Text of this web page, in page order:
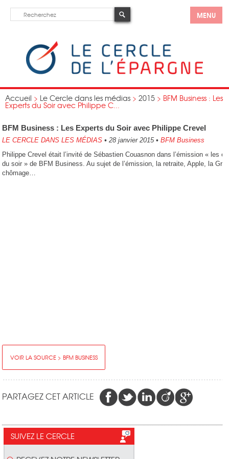
MENU
Accueil > Le Cercle dans les médias > 2015 > BFM Business : Les
Experts du Soir avec Philippe C...
BFM Business : Les Experts du Soir avec Philippe Crevel
LE CERCLE DANS LES MÉDIAS • 28 janvier 2015• BFM Business
Philippe Crevel était l’invité de Sébastien Couasnon dans l’émission « les
du soir » de BFM Business. Au sujet de l’émission, la retraite, Apple, la
chômage…
VOIR LA SOURCE > BFM BUSINESS
PARTAGEZ CET ARTICLE
SUIVEZ LE CERCLE